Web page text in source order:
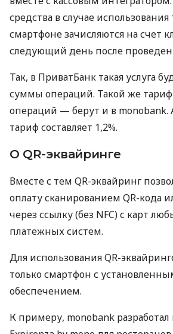
средства в случае
смартфоне зачисляются на счет
следующий день после
Так, в ПриватБанк такая услуга
суммы операций. Такой же
операций — берут и в monobank.
тариф составляет 1,2%.
О QR-эквайринге
Вместе с тем QR-эквайринг
оплату сканированием QR-кода
через ссылку (без NFC) с карт
платежных систем.
Для использования QR-
только смартфон с
обеспечением.
К примеру, monobank